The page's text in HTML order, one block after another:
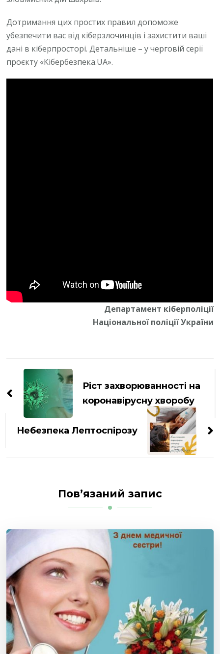
Дотримання цих простих правил допоможе
убезпечити вас від кіберзлочинців і захистити ваші
дані в кіберпросторі. Детальніше – у черговій серії
проєкту «Кібербезпека.UA».
Департамент кіберполіції
Національної поліції України
запису
Ріст захворюванності на
коронавірусну хворобу
Небезпека Лептоспірозу
Пов’язаний запис